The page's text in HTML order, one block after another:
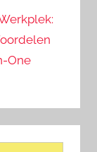
One